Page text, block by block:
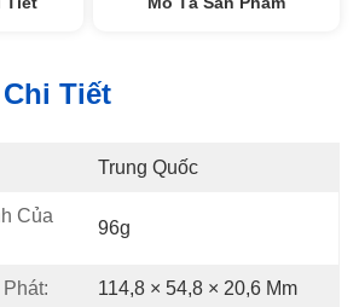
Tiết
Trung Quốc
Của
96g
114,8 × 54,8 × 20,6 Mm